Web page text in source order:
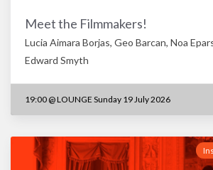
Meet the Filmmakers!
Lucia Aimara Borjas, Geo Barcan, Noa
Edward Smyth
19:00 @LOUNGE Sunday 19 July 2026